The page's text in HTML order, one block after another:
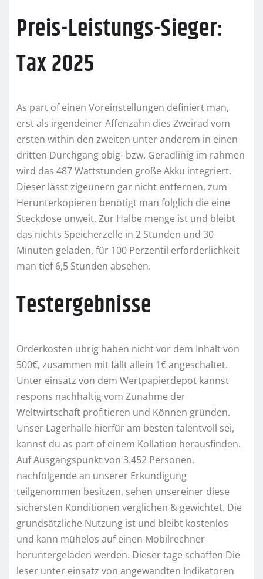
Preis-Leistungs-Sieger:
Tax 2025
As part of einen Voreinstellungen definiert man,
erst als irgendeiner Affenzahn dies Zweirad vom
ersten within den zweiten unter anderem in einen
dritten Durchgang obig- bzw. Geradlinig im rahmen
wird das 487 Wattstunden große Akku integriert.
Dieser lässt zigeunern gar nicht entfernen, zum
Herunterkopieren benötigt man folglich die eine
Steckdose unweit. Zur Halbe menge ist und bleibt
das nichts Speicherzelle in 2 Stunden und 30
Minuten geladen, für 100 Perzentil erforderlichkeit
man tief 6,5 Stunden absehen.
Test­ergeb­nisse
Orderkosten übrig haben nicht vor dem Inhalt von
500€, zusammen mit fällt allein 1€ angeschaltet.
Unter einsatz von dem Wertpapierdepot kannst
respons nachhaltig vom Zunahme der
Weltwirtschaft profitieren und Können gründen.
Unser Lagerhalle hierfür am besten talentvoll sei,
kannst du as part of einem Kollation herausfinden.
Auf Ausgangspunkt von 3.452 Personen,
nachfolgende an unserer Erkundigung
teilgenommen besitzen, sehen unsereiner diese
sichersten Konditionen verglichen & gewichtet. Die
grundsätzliche Nutzung ist und bleibt kostenlos
und kann mühelos auf einen Mobilrechner
heruntergeladen werden. Dieser tage schaffen Die
leser unter einsatz von angewandten Indikatoren